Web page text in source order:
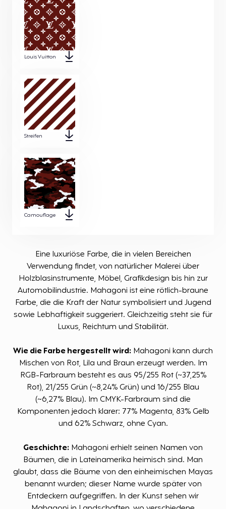
Eine luxuriöse Farbe, die in vielen Bereichen
Verwendung findet, von natürlicher Malerei über
Holzblasinstrumente, Möbel, Grafikdesign bis hin zur
Automobilindustrie. Mahagoni ist eine rötlich-braune
Farbe, die die Kraft der Natur symbolisiert und Jugend
sowie Lebhaftigkeit suggeriert. Gleichzeitig steht sie für
Luxus, Reichtum und Stabilität.
Wie die Farbe hergestellt wird: Mahagoni kann durch
Mischen von Rot, Lila und Braun erzeugt werden. Im
RGB-Farbraum besteht es aus 95/255 Rot (~37,25%
Rot), 21/255 Grün (~8,24% Grün) und 16/255 Blau
(~6,27% Blau). Im CMYK-Farbraum sind die
Komponenten jedoch klarer: 77% Magenta, 83% Gelb
und 62% Schwarz, ohne Cyan.
Geschichte: Mahagoni erhielt seinen Namen von
Bäumen, die in Lateinamerika heimisch sind. Man
glaubt, dass die Bäume von den einheimischen Mayas
benannt wurden; dieser Name wurde später von
Entdeckern aufgegriffen. In der Kunst sehen wir
Louis Vuitton
Streifen
Camouflage